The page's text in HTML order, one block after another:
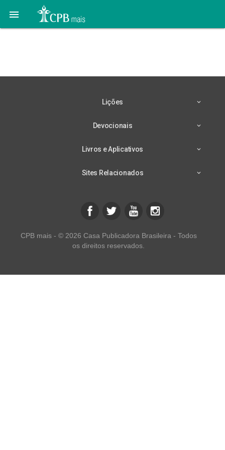

Lições
Devocionais
Livros e Aplicativos
Sites Relacionados
CPB mais - © 2026 Casa Publicadora Brasileira - Todos
os direitos reservados.